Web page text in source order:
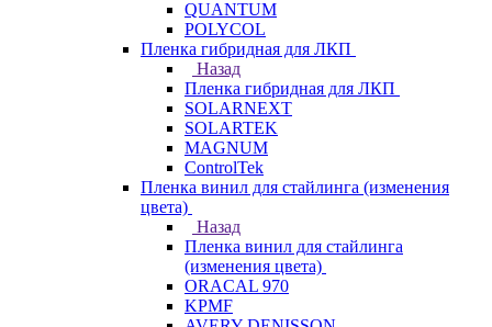
QUANTUM
POLYCOL
Пленка гибридная для ЛКП
Назад
Пленка гибридная для ЛКП
SOLARNEXT
SOLARTEK
MAGNUM
ControlTek
Пленка винил для стайлинга (изменения
цвета)
Назад
Пленка винил для стайлинга
(изменения цвета)
ORACAL 970
KPMF